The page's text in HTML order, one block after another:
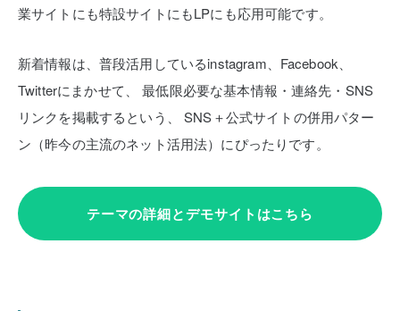
業サイトにも特設サイトにもLPにも応用可能です。
新着情報は、普段活用しているinstagram、Facebook、
Twitterにまかせて、
最低限必要な基本情報・連絡先・SNS
リンクを掲載するという、
SNS＋公式サイトの併用パター
ン（昨今の主流のネット活用法）にぴったりです。
テーマの詳細とデモサイトはこちら